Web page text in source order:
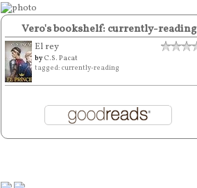
Vero's bookshelf: currently-reading
El rey
byC.S. Pacat
tagged: currently-reading